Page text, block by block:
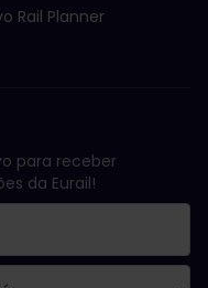
Rail Planner
para receber
da Eurail!